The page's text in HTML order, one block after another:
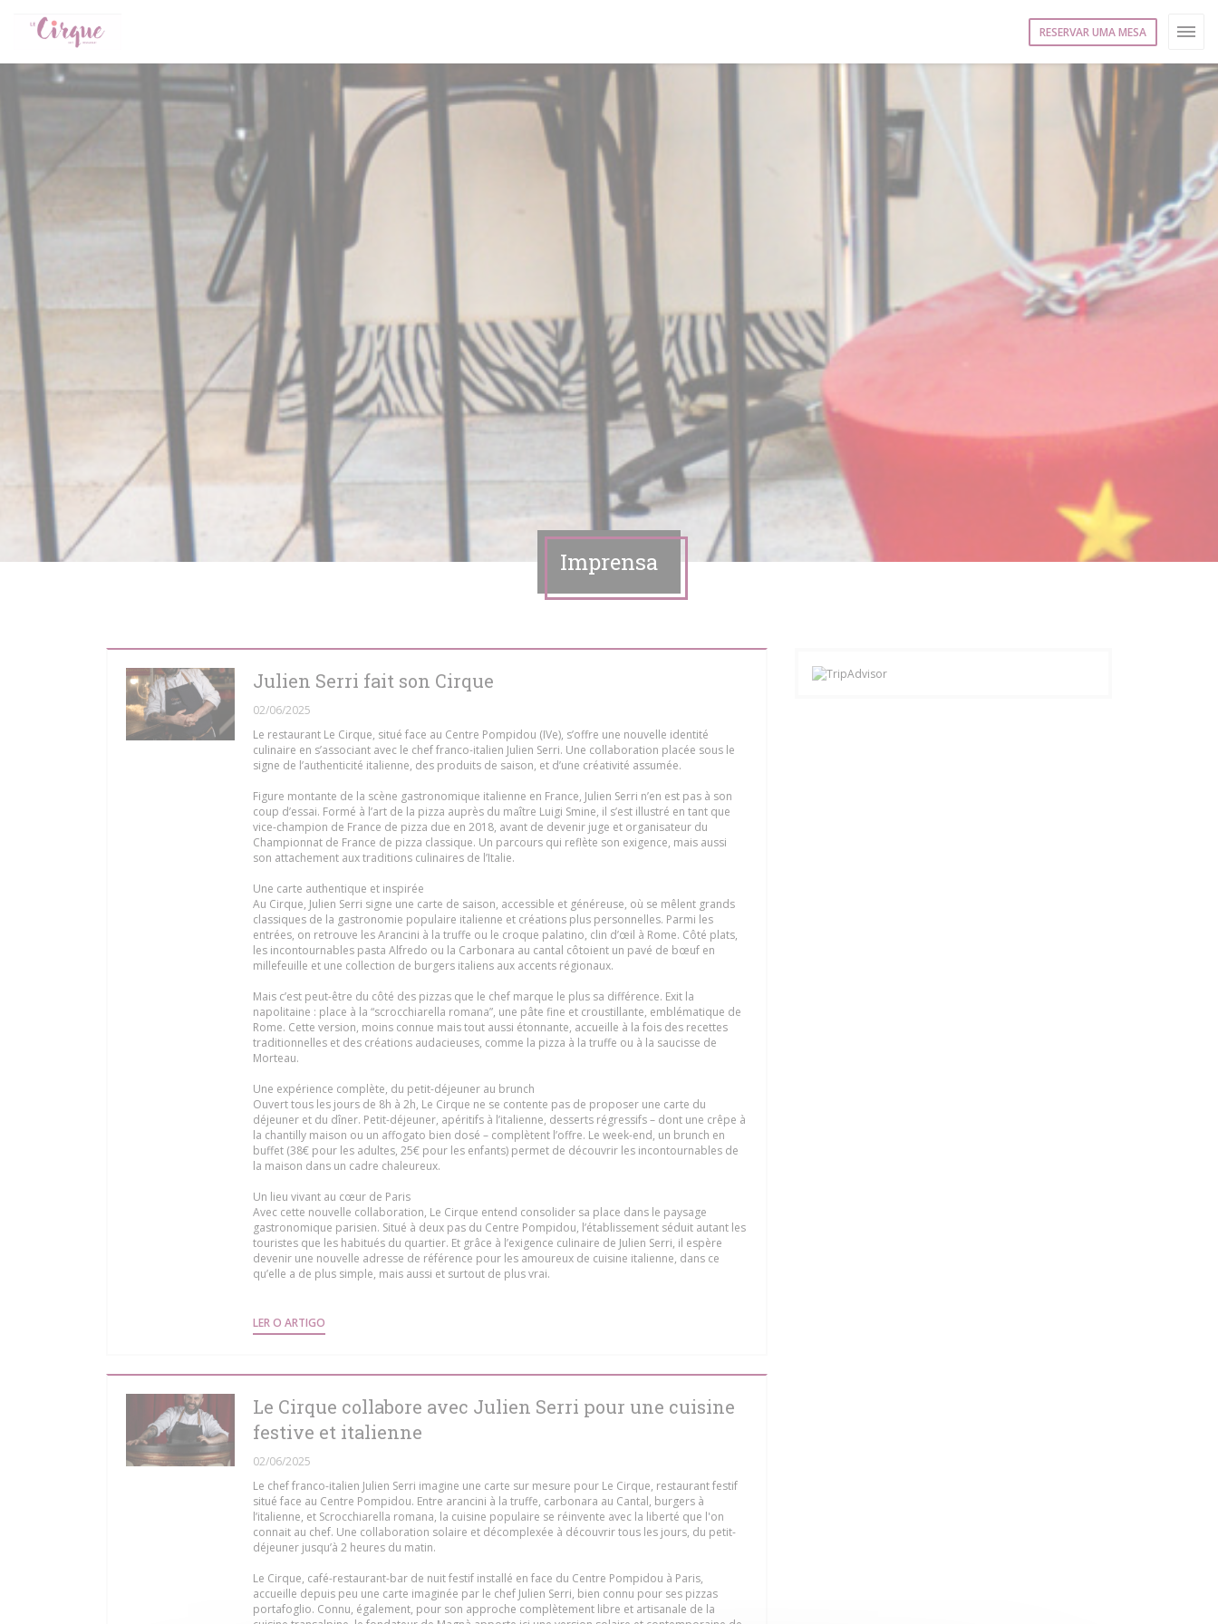
RESERVAR UMA MESA
Imprensa
Julien Serri fait son Cirque
02/06/2025
Le restaurant Le Cirque, situé face au Centre Pompidou (IVe), s’offre une nouvelle identité
culinaire en s’associant avec le chef franco-italien Julien Serri. Une collaboration placée sous le
signe de l’authenticité italienne, des produits de saison, et d’une créativité assumée.
Figure montante de la scène gastronomique italienne en France, Julien Serri n’en est pas à son
coup d’essai. Formé à l’art de la pizza auprès du maître Luigi Smine, il s’est illustré en tant que
vice-champion de France de pizza due en 2018, avant de devenir juge et organisateur du
Championnat de France de pizza classique. Un parcours qui reflète son exigence, mais aussi
son attachement aux traditions culinaires de l’Italie.
Une carte authentique et inspirée
Au Cirque, Julien Serri signe une carte de saison, accessible et généreuse, où se mêlent grands
classiques de la gastronomie populaire italienne et créations plus personnelles. Parmi les
entrées, on retrouve les Arancini à la truffe ou le croque palatino, clin d’œil à Rome. Côté plats,
les incontournables pasta Alfredo ou la Carbonara au cantal côtoient un pavé de bœuf en
millefeuille et une collection de burgers italiens aux accents régionaux.
Mais c’est peut-être du côté des pizzas que le chef marque le plus sa différence. Exit la
napolitaine : place à la “scrocchiarella romana”, une pâte fine et croustillante, emblématique de
Rome. Cette version, moins connue mais tout aussi étonnante, accueille à la fois des recettes
traditionnelles et des créations audacieuses, comme la pizza à la truffe ou à la saucisse de
Morteau.
Une expérience complète, du petit-déjeuner au brunch
Ouvert tous les jours de 8h à 2h, Le Cirque ne se contente pas de proposer une carte du
déjeuner et du dîner. Petit-déjeuner, apéritifs à l’italienne, desserts régressifs – dont une crêpe à
la chantilly maison ou un affogato bien dosé – complètent l’offre. Le week-end, un brunch en
buffet (38€ pour les adultes, 25€ pour les enfants) permet de découvrir les incontournables de
la maison dans un cadre chaleureux.
Un lieu vivant au cœur de Paris
Avec cette nouvelle collaboration, Le Cirque entend consolider sa place dans le paysage
gastronomique parisien. Situé à deux pas du Centre Pompidou, l’établissement séduit autant les
touristes que les habitués du quartier. Et grâce à l’exigence culinaire de Julien Serri, il espère
devenir une nouvelle adresse de référence pour les amoureux de cuisine italienne, dans ce
qu’elle a de plus simple, mais aussi et surtout de plus vrai.
LER O ARTIGO
Le Cirque collabore avec Julien Serri pour une cuisine
festive et italienne
02/06/2025
Le chef franco-italien Julien Serri imagine une carte sur mesure pour Le Cirque, restaurant festif
situé face au Centre Pompidou. Entre arancini à la truffe, carbonara au Cantal, burgers à
l’italienne, et Scrocchiarella romana, la cuisine populaire se réinvente avec la liberté que l'on
connait au chef. Une collaboration solaire et décomplexée à découvrir tous les jours, du petit-
déjeuner jusqu’à 2 heures du matin.
Le Cirque, café-restaurant-bar de nuit festif installé en face du Centre Pompidou à Paris,
accueille depuis peu une carte imaginée par le chef Julien Serri, bien connu pour ses pizzas
portafoglio. Connu, également, pour son approche complètement libre et artisanale de la